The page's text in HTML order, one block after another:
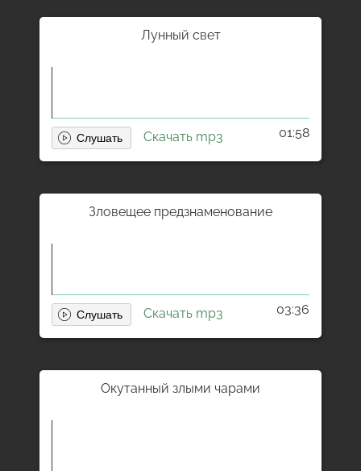
Лунный свет
Скачать mp3 01:58
Зловещее предзнаменование
Скачать mp3 03:36
Окутанный злыми чарами